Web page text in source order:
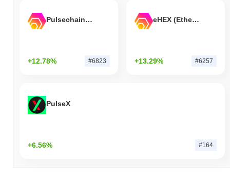
Pulsechain Bridged HEX (Pulsechain)
+12.78% #6823
eHEX (Ethereum)
+13.29% #6257
PulseX
+6.56% #164